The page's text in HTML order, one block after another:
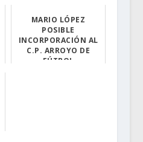
MARIO LÓPEZ
POSIBLE
INCORPORACIÓN AL
C.P. ARROYO DE
FÚTBOL